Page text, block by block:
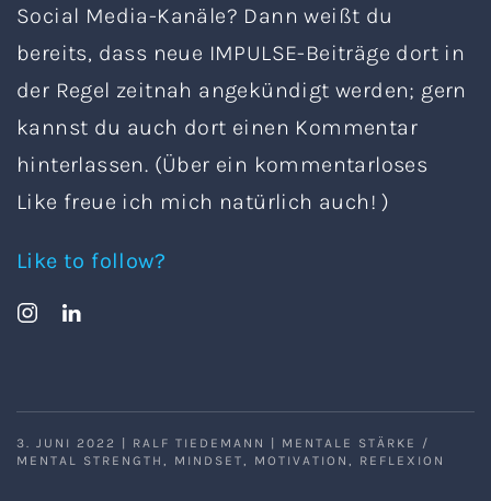
Social Media-Kanäle? Dann weißt du
bereits, dass neue IMPULSE-Beiträge dort in
der Regel zeitnah angekündigt werden; gern
kannst du auch dort einen Kommentar
hinterlassen. (Über ein kommentarloses
Like freue ich mich natürlich auch! )
Like to follow?
3. JUNI 2022 RALF TIEDEMANN
MENTALE STÄRKE /
MENTAL STRENGTH , MINDSET, MOTIVATION , REFLEXION